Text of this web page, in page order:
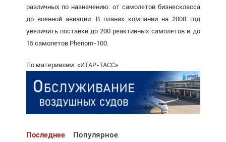
различных по назначению: от самолетов бизнескласса
до военной авиации. В планах компании на 2008 год
увеличить поставки до 200 реактивных самолетов и до
15 самолетов Phenom-100.
По материалам: «ИТАР-ТАСС»
Последнее Популярное